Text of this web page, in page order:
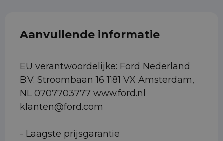
Aanvullende informatie
EU verantwoordelijke: Ford Nederland
B.V. Stroombaan 16 1181 VX Amsterdam,
NL 0707703777 www.ford.nl
klanten@ford.com
- Laagste prijsgarantie